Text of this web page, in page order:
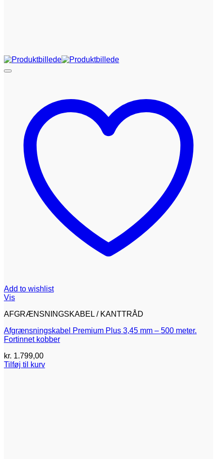
Add to wishlist
Vis
AFGRÆNSNINGSKABEL / KANTTRÅD
Afgrænsningskabel Premium Plus 3,45 mm – 500 meter.
Fortinnet kobber
kr. 1.799,00
Tilføj til kurv